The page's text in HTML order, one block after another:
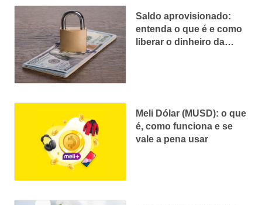
Saldo aprovisionado:
entenda o que é e como
liberar o dinheiro da
Meli Dólar (MUSD): o que
é, como funciona e se
vale a pena usar